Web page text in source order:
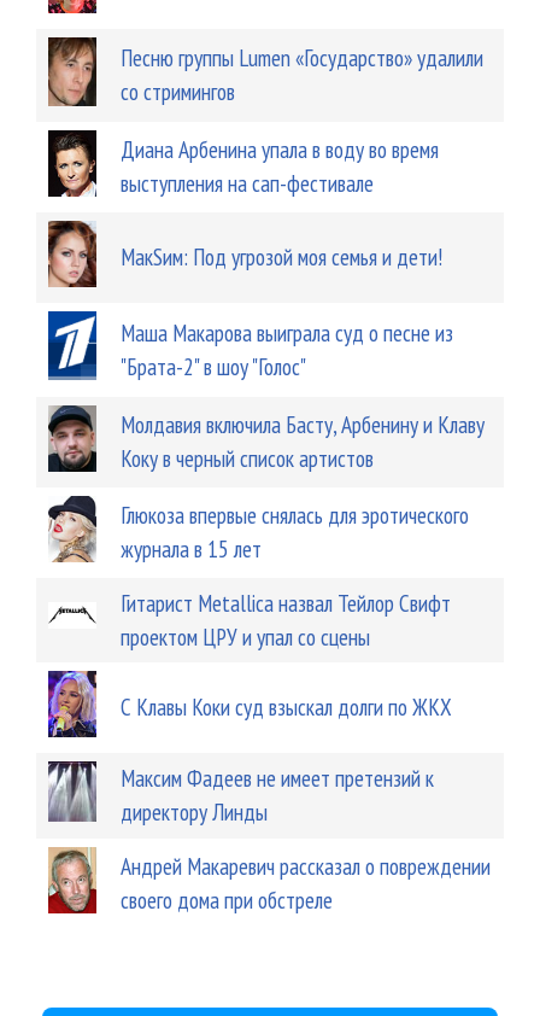
Песню группы Lumen «Государство» удалили
со стримингов
Диана Арбенина упала в воду во время
выступления на сап-фестивале
МакSим: Под угрозой моя семья и дети!
Маша Макарова выиграла суд о песне из
"Брата-2" в шоу "Голос"
Молдавия включила Басту, Арбенину и Клаву
Коку в черный список артистов
Глюкоза впервые снялась для эротического
журнала в 15 лет
Гитарист Metallica назвал Тейлор Свифт
проектом ЦРУ и упал со сцены
С Клавы Коки суд взыскал долги по ЖКХ
Максим Фадеев не имеет претензий к
директору Линды
Андрей Макаревич рассказал о повреждении
своего дома при обстреле